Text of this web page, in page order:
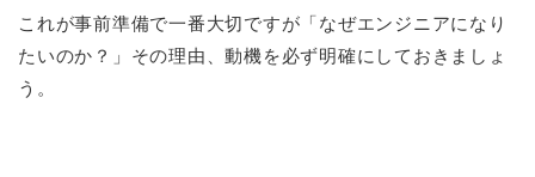
これが事前準備で一番大切ですが「なぜエンジニアになり
たいのか？」その理由、動機を必ず明確にしておきましょ
う。